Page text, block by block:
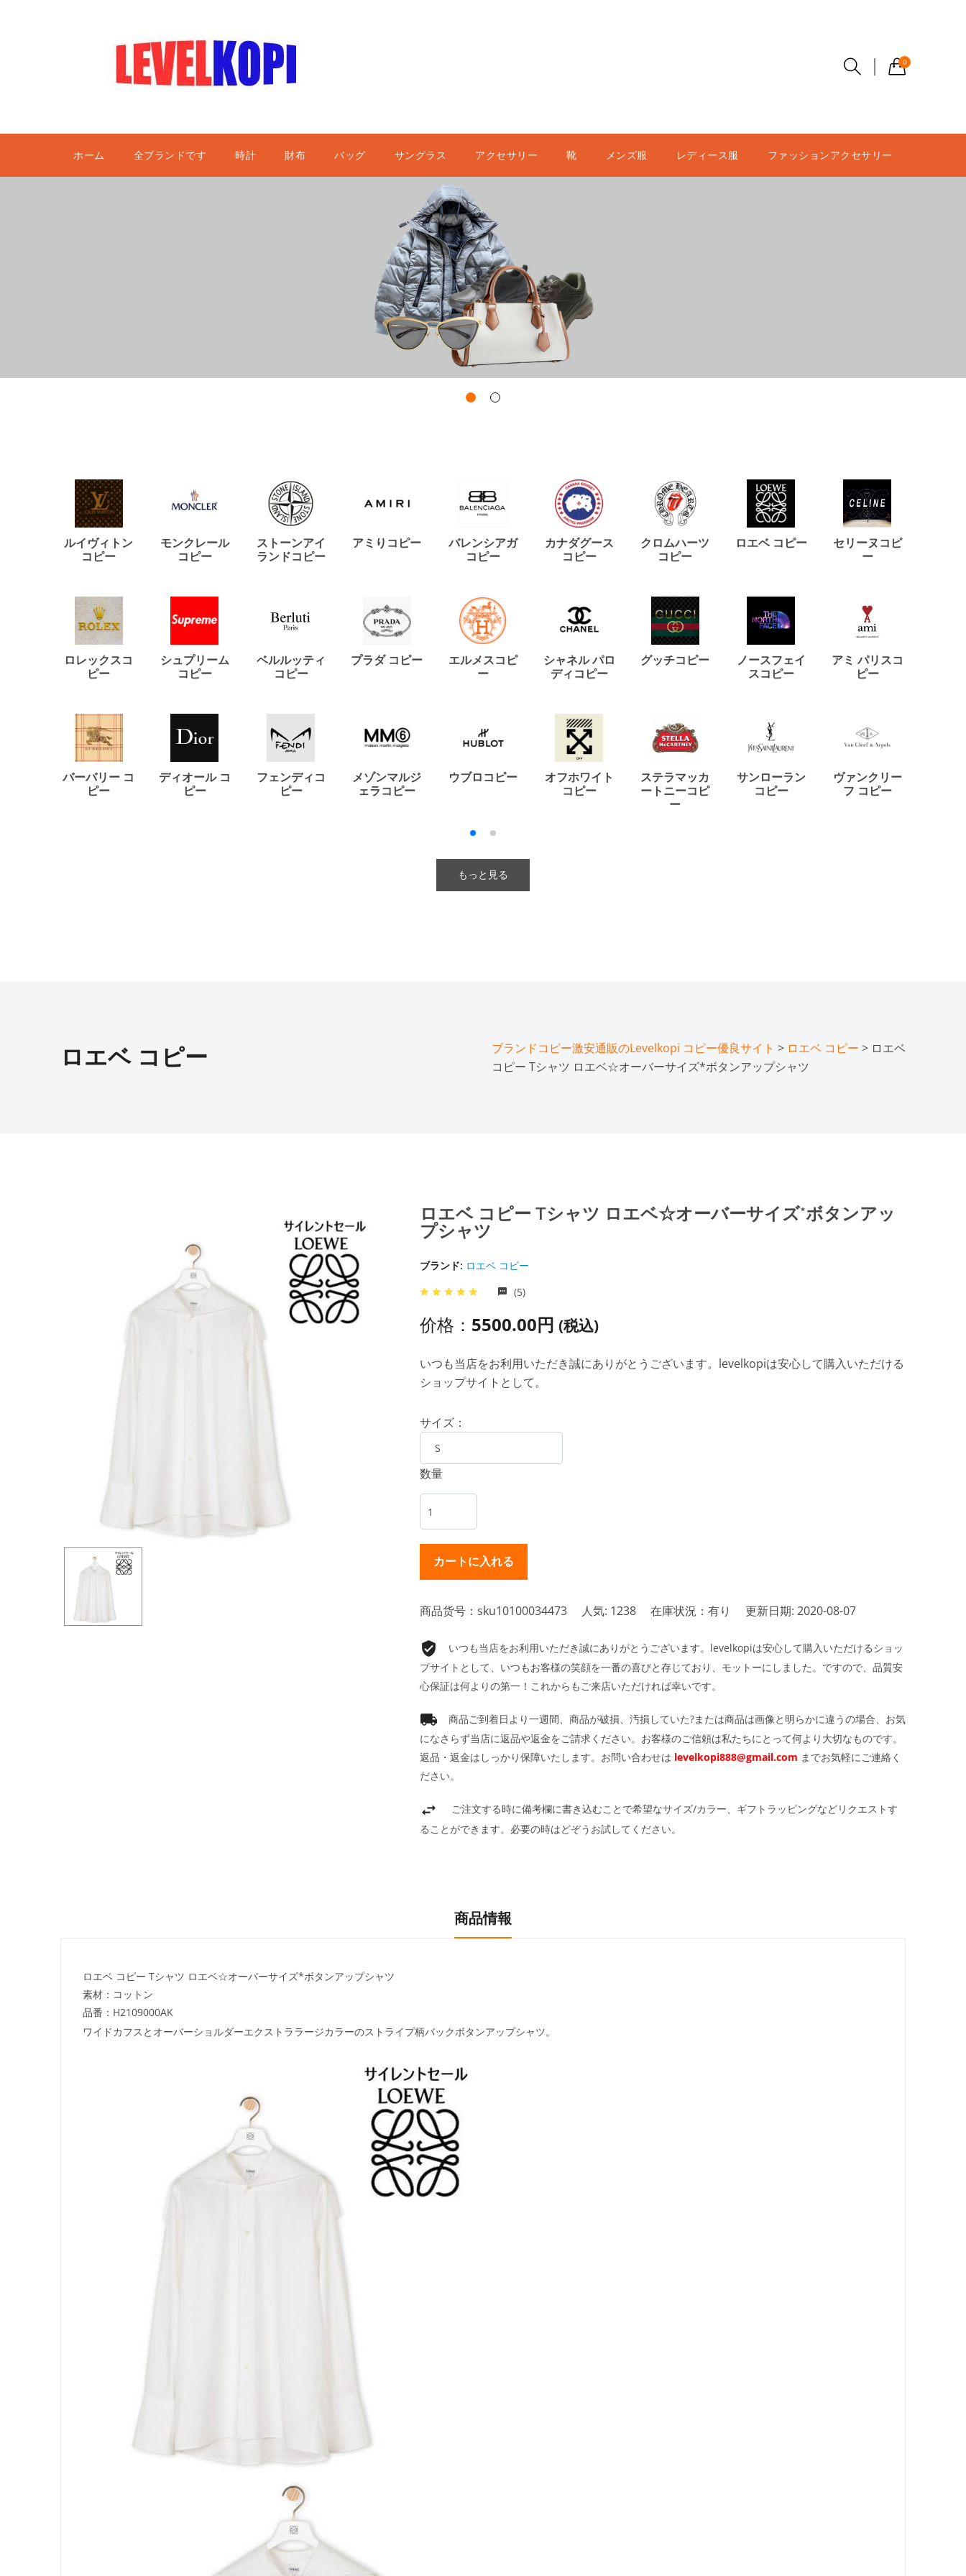
0
ホーム 全ブランドです 時計 財布 バッグ サングラス アクセサリー 靴 メンズ服 レディース服 ファッションアクセサリー
ルイヴィトン
コピー
モンクレール
コピー
ストーンアイ
ランドコピー
アミりコピー
バレンシアガ
コピー
カナダグース
コピー
クロムハーツ
コピー
ロエベ コピー
セリーヌコピ
ー
ロレックスコ
ピー
シュプリーム
コピー
ベルルッティ
コピー
プラダ コピー
エルメスコピ
ー
シャネル パロ
ディコピー
グッチコピー
ノースフェイ
スコピー
アミ パリスコ
ピー
バーバリー コ
ピー
ディオール コ
ピー
フェンディコ
ピー
メゾンマルジ
ェラコピー
ウブロコピー
オフホワイト
コピー
ステラマッカ
ートニーコピ
ー
サンローラン
コピー
ヴァンクリー
フ コピー
もっと見る
ロエベ コピー ブランドコピー激安通販のLevelkopi コピー優良サイト > ロエベ コピー > ロエベ
コピー Tシャツ ロエベ☆オーバーサイズ*ボタンアップシャツ
ロエベ コピー Tシャツ ロエベ☆オーバーサイズ*ボタンアッ
プシャツ
ブランド: ロエベ コピー
(5)
价格： 5500.00円 (税込)
いつも当店をお利用いただき誠にありがとうございます。levelkopiは安心して購入いただける
ショップサイトとして。
サイズ：
数量
商品货号：sku10100034473 人気: 1238 在庫状況：有り 更新日期: 2020-08-07
いつも当店をお利用いただき誠にありがとうございます。levelkopiは安心して購入いただけるショッ
プサイトとして、いつもお客様の笑顔を一番の喜びと存じており、モットーにしました。ですので、品質安
心保証は何よりの第一！これからもご来店いただければ幸いです。
商品ご到着日より一週間、商品が破損、汚損していた?または商品は画像と明らかに違うの場合、お気
になさらず当店に返品や返金をご請求ください。お客様のご信頼は私たちにとって何より大切なものです。
返品・返金はしっかり保障いたします。お問い合わせは levelkopi888@gmail.com までお気軽にご連絡く
ださい。
ご注文する時に備考欄に書き込むことで希望なサイズ/カラー、ギフトラッピングなどリクエストす
ることができます。必要の時はどぞうお試してください。
商品情報
ロエベ コピー Tシャツ ロエベ☆オーバーサイズ*ボタンアップシャツ
素材：コットン
品番：H2109000AK
ワイドカフスとオーバーショルダーエクストララージカラーのストライプ柄バックボタンアップシャツ。